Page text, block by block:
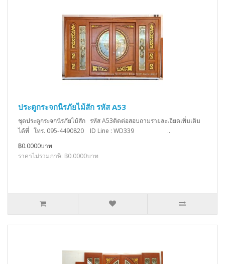
ประตูกระจกนิรภัยไม้สัก รหัส A53
ชุดประตูกระจกนิรภัยไม้สัก รหัส A53ติดต่อสอบถามรายละเอียดเพิ่มเติม
ได้ที่ โทร. 095-4490820 ID Line : WD339 ..
฿0.0000บาท
ราคาไม่รวมภาษี: ฿0.0000บาท